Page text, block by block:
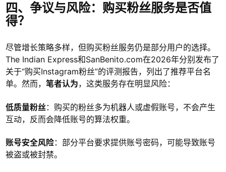
四、争议与风险：购买粉丝服务是否值
得？
尽管增长策略多样，但购买粉丝服务仍是部分用户的选择。
The Indian Express和SanBenito.com在2026年分别发布了
关于“购买Instagram粉丝”的评测报告，列出了推荐平台名
单。然而， 笔者认为，这类服务存在明显风险：
低质量粉丝：购买的粉丝多为机器人或虚假账号，不会产生
互动，反而会降低账号的算法权重。
账号安全风险：部分平台要求提供账号密码，可能导致账号
被盗或被封禁。